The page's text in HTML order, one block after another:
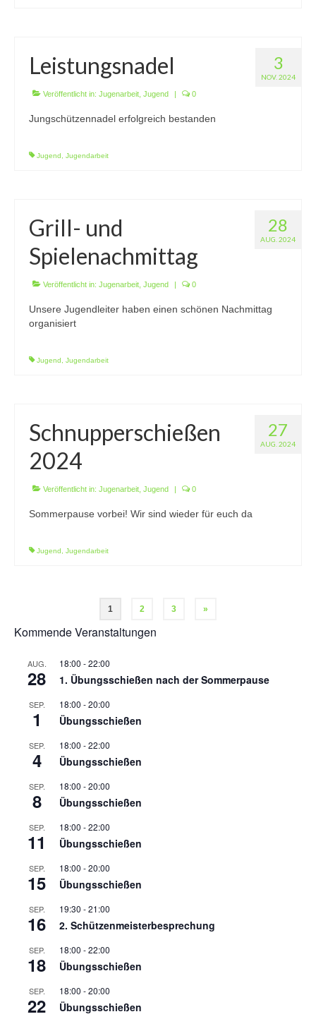
3
NOV. 2024
Leistungsnadel
Veröffentlicht in: Jugenarbeit Jugend 0
Jungschützennadel erfolgreich bestanden
Jugend, Jugendarbeit
28
AUG. 2024
Grill- und
Spielenachmittag
Veröffentlicht in: Jugenarbeit Jugend 0
Unsere Jugendleiter haben einen schönen Nachmittag
organisiert
Jugend, Jugendarbeit
27
AUG. 2024
Schnupperschießen
2024
Veröffentlicht in: Jugenarbeit Jugend 0
Sommerpause vorbei! Wir sind wieder für euch da
Jugend, Jugendarbeit
1 2 3 »
Kommende Veranstaltungen
AUG.
28
18:00 -22:00
1. Übungsschießen nach der Sommerpause
SEP.
1
18:00 -20:00
Übungsschießen
SEP.
4
18:00 -22:00
Übungsschießen
SEP.
8
18:00 -20:00
Übungsschießen
SEP.
11
18:00 -22:00
Übungsschießen
SEP.
15
18:00 -20:00
Übungsschießen
SEP.
16
19:30 -21:00
2. Schützenmeisterbesprechung
SEP.
18
18:00 -22:00
Übungsschießen
SEP.
22
18:00 -20:00
Übungsschießen